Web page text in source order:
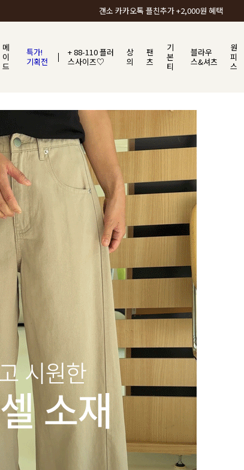
갠소에서 가장 많이 사랑받는 BEST ITEM
메
이
드
특가!
기획전
+ 88-110 플러
스사이즈♡
상
의
팬
츠
기
본
티
블라우
스&셔츠
원
피
스